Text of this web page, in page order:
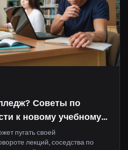
Советы по
к новому учебному
пугать своей
лекций, соседства по